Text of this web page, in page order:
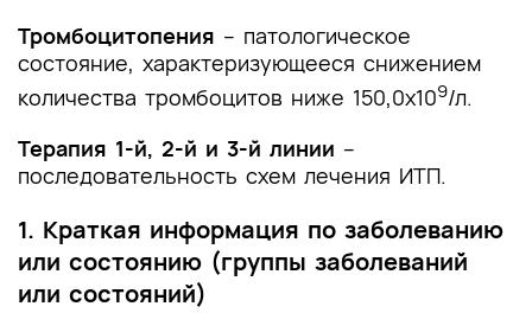
Тромбоцитопения – патологическое
состояние, характеризующееся снижением
количества тромбоцитов ниже 150,0х109/л.
Терапия 1-й, 2-й и 3-й линии –
последовательность схем лечения ИТП.
1. Краткая информация по заболеванию
или состоянию (группы заболеваний
или состояний)